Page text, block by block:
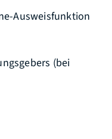
Ausweisfunktion
(bei